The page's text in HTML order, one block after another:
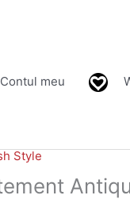
Contul meu
Style